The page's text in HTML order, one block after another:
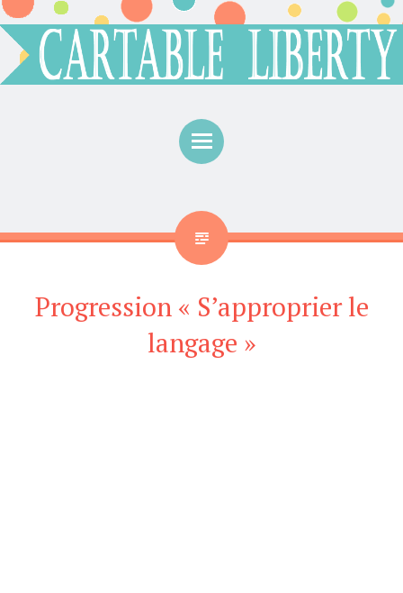
Progression « S’approprier le
langage »